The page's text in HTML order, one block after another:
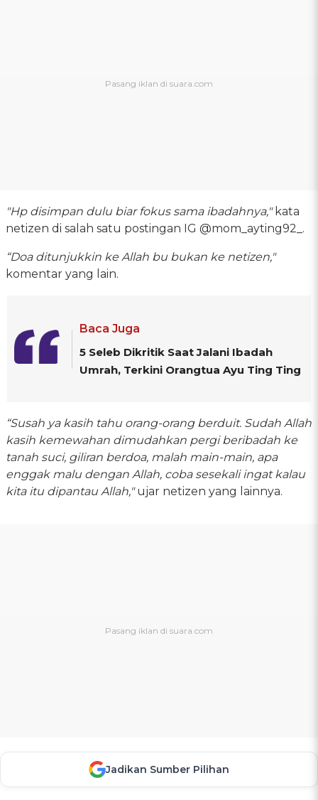
"Hp disimpan dulu biar fokus sama ibadahnya,"kata
netizen di salah satu postingan IG @mom_ayting92_.
“Doa ditunjukkin ke Allah bu bukan ke netizen,"
komentar yang lain.
Baca Juga
5 Seleb Dikritik Saat Jalani Ibadah
Umrah, Terkini Orangtua Ayu Ting Ting
“Susah ya kasih tahu orang-orang berduit. Sudah Allah
kasih kemewahan dimudahkan pergi beribadah ke
tanah suci, giliran berdoa, malah main-main, apa
enggak malu dengan Allah, coba sesekali ingat kalau
kita itu dipantau Allah,"ujar netizen yang lainnya.
Jadikan Sumber Pilihan